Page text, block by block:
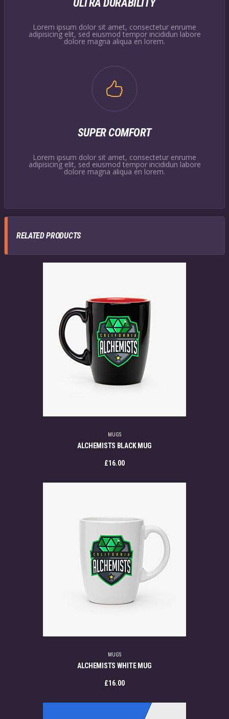
ULTRA DURABILITY
Lorem ipsum dolor sit amet, consectetur enrume
adipisicing elit, sed eiusmod tempor incididun labore
dolore magna aliqua en lorem.
SUPER COMFORT
Lorem ipsum dolor sit amet, consectetur enrume
adipisicing elit, sed eiusmod tempor incididun labore
dolore magna aliqua en lorem.
RELATED PRODUCTS
MUGS
ALCHEMISTS BLACK MUG
£16.00
MUGS
ALCHEMISTS WHITE MUG
£16.00